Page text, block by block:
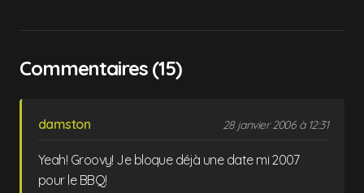
Commentaires (15)
damston 28 janvier 2006 à 12:31
Yeah! Groovy! Je bloque déjà une date mi 2007
pour le BBQ!